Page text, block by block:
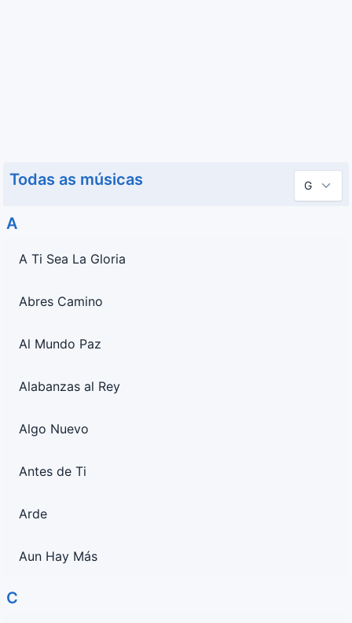
Todas as músicas
A
A Ti Sea La Gloria
Abres Camino
Al Mundo Paz
Alabanzas al Rey
Algo Nuevo
Antes de Ti
Arde
Aun Hay Más
C